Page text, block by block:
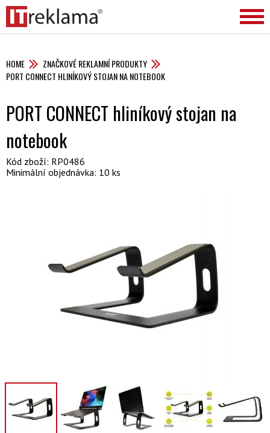
HOME
ZNAČKOVÉ REKLAMNÍ PRODUKTY
PORT CONNECT HLINÍKOVÝ STOJAN NA NOTEBOOK
PORT CONNECT hliníkový stojan na
notebook
Kód zboží: RP0486
Minimální objednávka: 10 ks